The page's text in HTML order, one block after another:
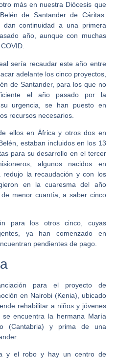
más en nuestra Diócesis que
de Santander de Cáritas.
dan continuidad a una primera
año, aunque con muchas
sería recaudar este año entre
adelante los cinco proyectos,
de Santander, para los que no
el año pasado por la
urgencia, se han puesto en
recursos necesarios.
ellos en África y otros dos en
estaban incluidos en los 13
para su desarrollo en el tercer
algunos nacidos en
redujo la recaudación y con los
en la cuaresma del año
menor cuantía, a saber cinco
para los otros cinco, cuyas
ya han comenzado en
pendientes de pago.
para el proyecto de
en Nairobi (Kenia), ubicado
rehabilitar a niños y jóvenes
encuentra la hermana María
(Cantabria) y prima de una
y el robo y hay un centro de